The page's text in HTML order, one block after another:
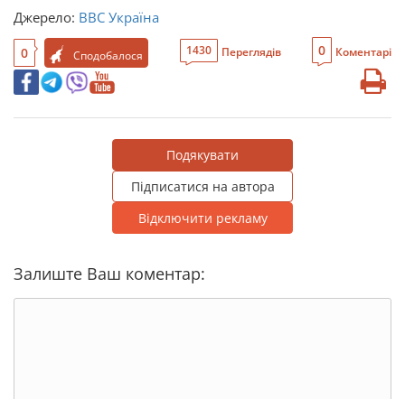
Джерело: BBC Україна
0 Сподобалося 1430 Переглядів 0 Коментарі
Подякувати
Підписатися на автора
Відключити рекламу
Залиште Ваш коментар: